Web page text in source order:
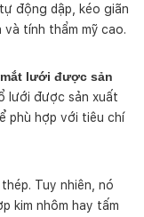
động dập, kéo giãn
tính thẩm mỹ cao.
lưới được sản
lưới được sản xuất
phù hợp với tiêu chí
Tuy nhiên, nó
kim nhôm hay tấm